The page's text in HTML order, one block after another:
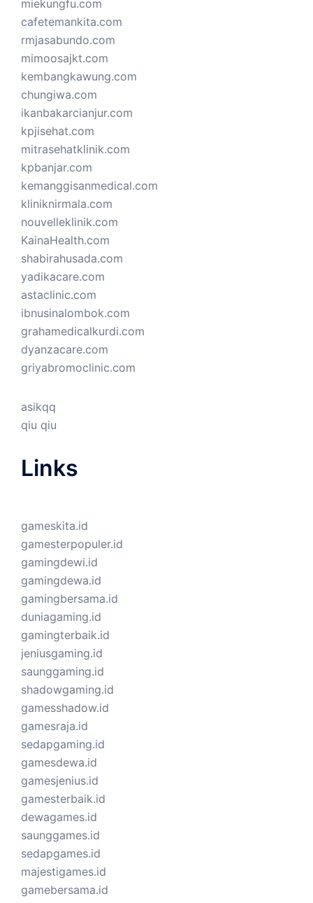
miekungfu.com
cafetemankita.com
rmjasabundo.com
mimoosajkt.com
kembangkawung.com
chungiwa.com
ikanbakarcianjur.com
kpjisehat.com
mitrasehatklinik.com
kpbanjar.com
kemanggisanmedical.com
kliniknirmala.com
nouvelleklinik.com
KainaHealth.com
shabirahusada.com
yadikacare.com
astaclinic.com
ibnusinalombok.com
grahamedicalkurdi.com
dyanzacare.com
griyabromoclinic.com
asikqq
qiu qiu
Links
gameskita.id
gamesterpopuler.id
gamingdewi.id
gamingdewa.id
gamingbersama.id
duniagaming.id
gamingterbaik.id
jeniusgaming.id
saunggaming.id
shadowgaming.id
gamesshadow.id
gamesraja.id
sedapgaming.id
gamesdewa.id
gamesjenius.id
gamesterbaik.id
dewagames.id
saunggames.id
sedapgames.id
majestigames.id
gamebersama.id